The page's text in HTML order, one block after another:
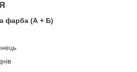
фарба (А + Б)